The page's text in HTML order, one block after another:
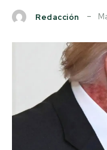
Redacción